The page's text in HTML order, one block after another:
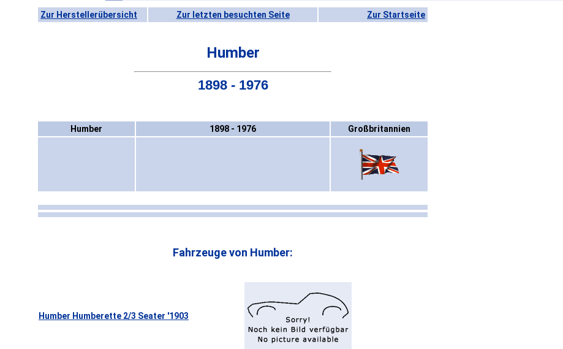
Zur Herstellerübersicht Zur letzten besuchten Seite Zur Startseite
Humber
1898 - 1976
Humber 1898 - 1976 Großbritannien
Fahrzeuge von Humber:
Humber Humberette 2/3 Seater '1903